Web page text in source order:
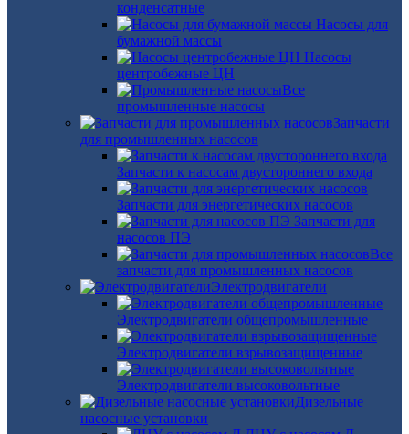
конденсатные
Насосы для
бумажной массы
Насосы
центробежные ЦН
Все
промышленные насосы
Запчасти
для промышленных насосов
Запчасти к насосам двустороннего входа
Запчасти для энергетических насосов
Запчасти для
насосов ПЭ
Все
запчасти для промышленных насосов
Электродвигатели
Электродвигатели общепромышленные
Электродвигатели взрывозащищенные
Электродвигатели высоковольтные
Дизельные
насосные установки